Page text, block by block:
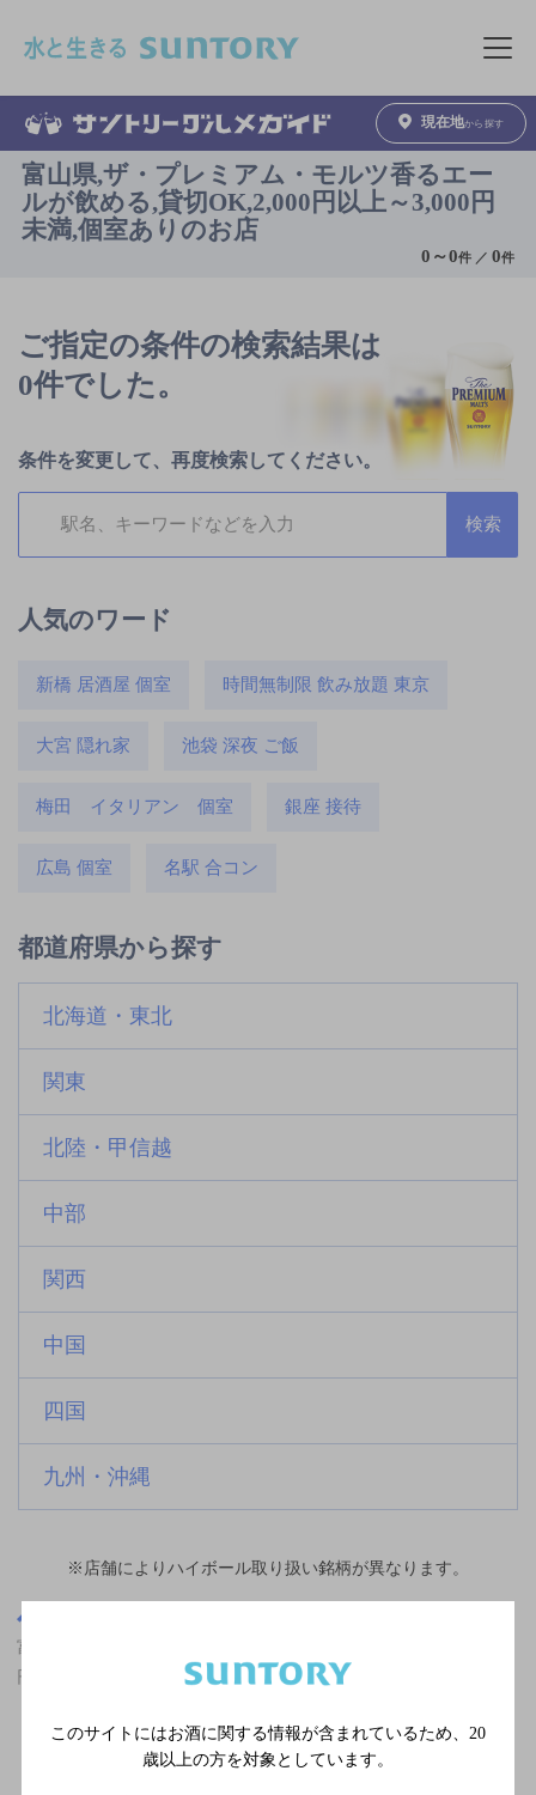
メニュ
現在地から探す
富山県,ザ・プレミアム・モルツ香るエー
ルが飲める,貸切OK,2,000円以上～3,000円
未満,個室ありのお店
0 ～0件 ／0件
ご指定の条件の検索結果は
0件でした。
条件を変更して、再度検索してください。
人気のワード
新橋 居酒屋 個室 時間無制限 飲み放題 東京
大宮 隠れ家 池袋 深夜 ご飯
梅田 イタリアン 個室 銀座 接待
広島 個室 名駅 合コン
都道府県から探す
北海道・東北
関東
北陸・甲信越
中部
関西
中国
四国
九州・沖縄
※店舗によりハイボール取り扱い銘柄が異なります。
富山県,ザ・プレミアム・モルツ香るエールが飲める,貸切OK,2,000
円以上～3,000円未満,個室ありのお店
関連ページ
このサイトにはお酒に関する情報が含まれているため、 20
歳以上の方を対象としています。